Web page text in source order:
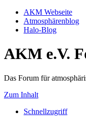
AKM Webseite
Atmosphärenblog
Halo-Blog
AKM e.V.
Das Forum für
Zum Inhalt
Schnellzugriff